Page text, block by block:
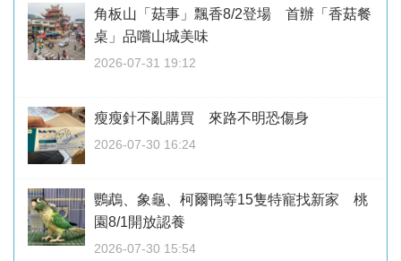
角板山「菇事」飄香8/2登場 首辦「香菇餐
桌」品嚐山城美味
2026-07-31 19:12
瘦瘦針不亂購買 來路不明恐傷身
2026-07-30 16:24
鸚鵡、象龜、柯爾鴨等15隻特寵找新家 桃
園8/1開放認養
2026-07-30 15:54